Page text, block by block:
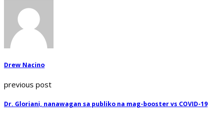
Drew Nacino
previous post
Dr. Gloriani, nanawagan sa publiko na mag-booster vs COVID-19